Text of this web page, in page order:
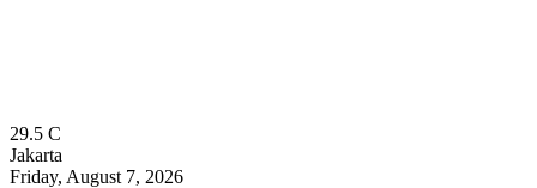
29.5 C
Jakarta
Friday, August 7, 2026